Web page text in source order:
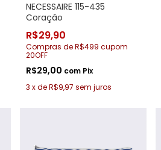
NECESSAIRE 115-435
Coração
R$29,90
Compras de R$499 cupom
20OFF
R$29,00 com Pix
3 xdeR$9,97 sem juros